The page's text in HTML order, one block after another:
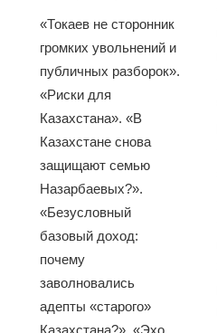
«Токаев не сторонник
громких увольнений и
публичных разборок».
«Риски для
Казахстана». «В
Казахстане снова
защищают семью
Назарбаевых?».
«Безусловный
базовый доход:
почему
заволновались
адепты «старого»